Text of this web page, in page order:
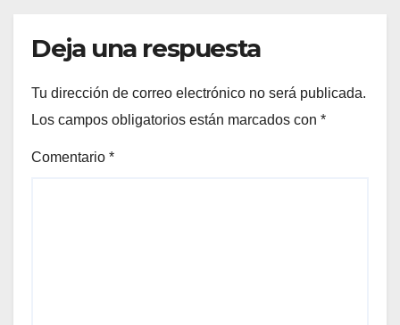
Deja una respuesta
Tu dirección de correo electrónico no será publicada.
Los campos obligatorios están marcados con *
Comentario *